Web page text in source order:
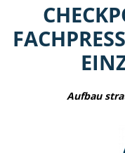
Aufbau